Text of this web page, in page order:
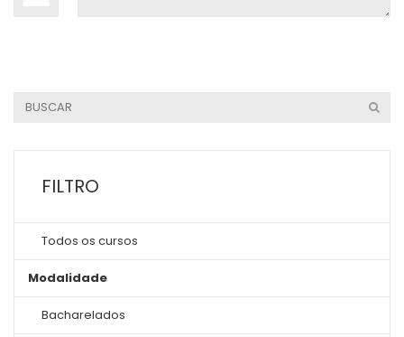
FILTRO
Todos os cursos
Modalidade
Bacharelados